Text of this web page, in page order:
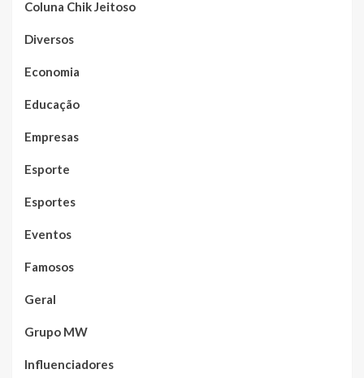
Coluna Chik Jeitoso
Diversos
Economia
Educação
Empresas
Esporte
Esportes
Eventos
Famosos
Geral
Grupo MW
Influenciadores